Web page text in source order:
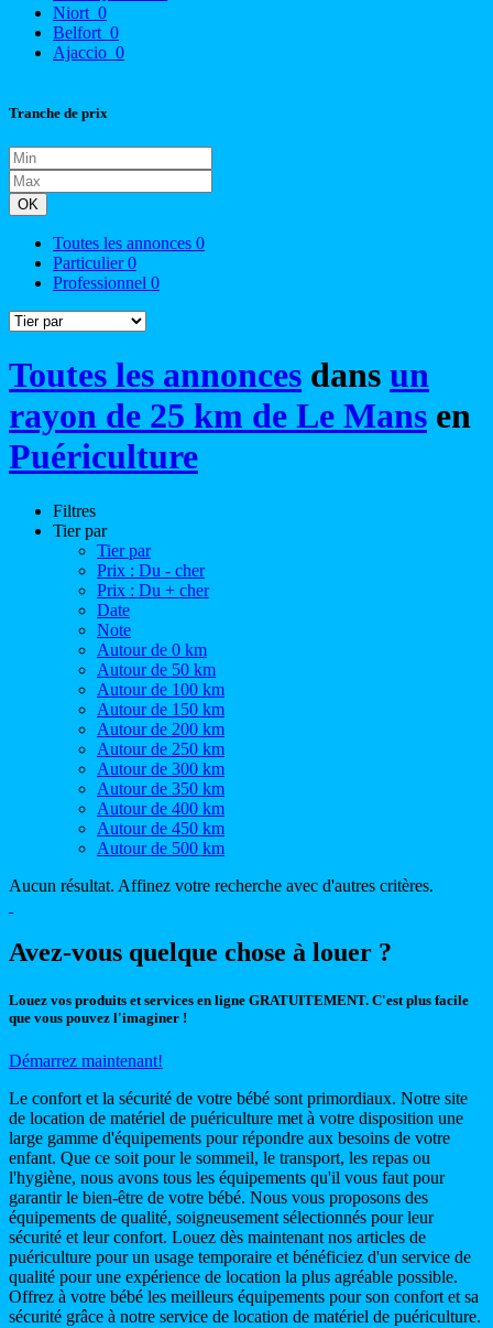
Niort 0
Belfort 0
Ajaccio 0
Tranche de prix
OK
Toutes les annonces 0
Particulier0
Professionnel 0
Toutes les annonces dans un
rayon de 25 km de Le Mans en
Puériculture
Filtres
Tier par
Tier par
Prix : Du - cher
Prix : Du + cher
Date
Note
Autour de 0 km
Autour de 50 km
Autour de 100 km
Autour de 150 km
Autour de 200 km
Autour de 250 km
Autour de 300 km
Autour de 350 km
Autour de 400 km
Autour de 450 km
Autour de 500 km
Aucun résultat. Affinez votre recherche avec d'autres critères.
Avez-vous quelque chose à louer ?
Louez vos produits et services en ligne GRATUITEMENT. C'est plus facile
que vous pouvez l'imaginer !
Démarrez maintenant!
Le confort et la sécurité de votre bébé sont primordiaux. Notre site
de location de matériel de puériculture met à votre disposition une
large gamme d'équipements pour répondre aux besoins de votre
enfant. Que ce soit pour le sommeil, le transport, les repas ou
l'hygiène, nous avons tous les équipements qu'il vous faut pour
garantir le bien-être de votre bébé. Nous vous proposons des
équipements de qualité, soigneusement sélectionnés pour leur
sécurité et leur confort. Louez dès maintenant nos articles de
puériculture pour un usage temporaire et bénéficiez d'un service de
qualité pour une expérience de location la plus agréable possible.
Offrez à votre bébé les meilleurs équipements pour son confort et sa
sécurité grâce à notre service de location de matériel de puériculture.